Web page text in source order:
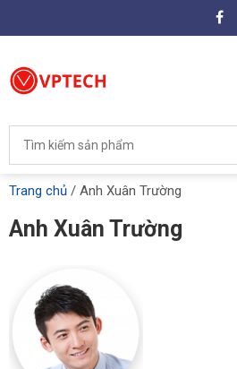
Trang chủ / Anh Xuân Trường
Anh Xuân Trường